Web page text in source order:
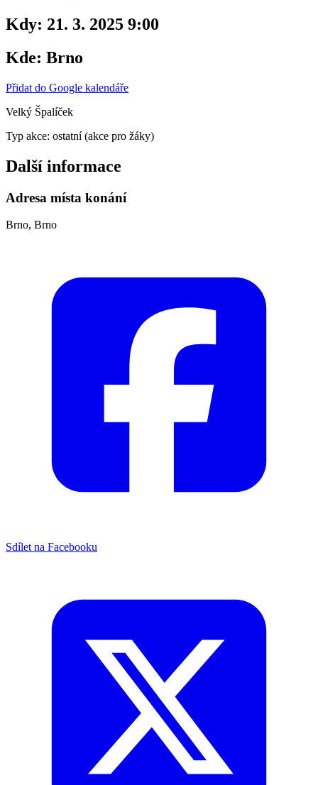
Kdy: 21. 3. 2025 9:00
Kde: Brno
Přidat do Google kalendáře
Velký Špalíček
Typ akce: ostatní (akce pro žáky)
Další informace
Adresa místa konání
Brno, Brno
Sdílet na Facebooku